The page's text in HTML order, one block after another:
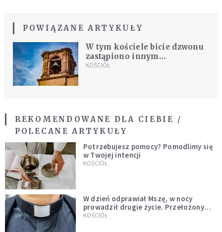
POWIĄZANE ARTYKUŁY
W tym kościele bicie dzwonu
zastąpiono innym
popularnym dźwiękiem. "To
KOŚCIÓŁ
REKOMENDOWANE DLA CIEBIE /
POLECANE ARTYKUŁY
Potrzebujesz pomocy? Pomodlimy się
w Twojej intencji
KOŚCIÓŁ
W dzień odprawiał Mszę, w nocy
prowadził drugie życie. Przełożony
kazał mu opuścić zakon
KOŚCIÓŁ